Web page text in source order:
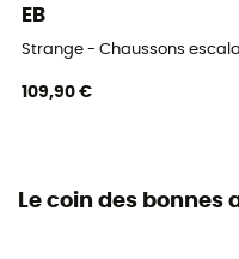
EB
Strange - Chaussons
109,90 €
Le coin des bonnes